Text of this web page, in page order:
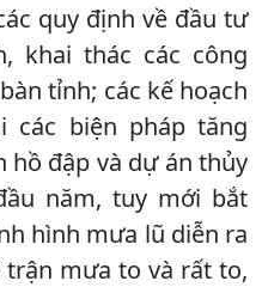
quy định về đầu tư
khai thác các công
tỉnh; các kế hoạch
các biện pháp tăng
hồ đập và dự án thủy
năm, tuy mới bắt
hình mưa lũ diễn ra
mưa to và rất to,